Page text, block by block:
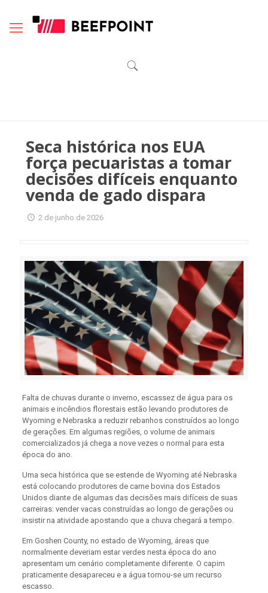
Seca histórica nos EUA
força pecuaristas a tomar
decisões difíceis enquanto
venda de gado dispara
2 de junho de 2026
Falta de chuvas durante o inverno, escassez de água para os
animais e incêndios florestais estão levando produtores de
Wyoming e Nebraska a reduzir rebanhos construídos ao longo
de gerações. Em algumas regiões, o volume de animais
comercializados já chega a nove vezes o normal para esta
época do ano.
Uma seca histórica que se estende de Wyoming até Nebraska
está colocando produtores de carne bovina dos Estados
Unidos diante de algumas das decisões mais difíceis de suas
carreiras: vender vacas construídas ao longo de gerações ou
insistir na atividade apostando que a chuva chegará a tempo.
Em Goshen County, no estado de Wyoming, áreas que
normalmente deveriam estar verdes nesta época do ano
apresentam um cenário completamente diferente. O capim
praticamente desapareceu e a água tornou-se um recurso
escasso.